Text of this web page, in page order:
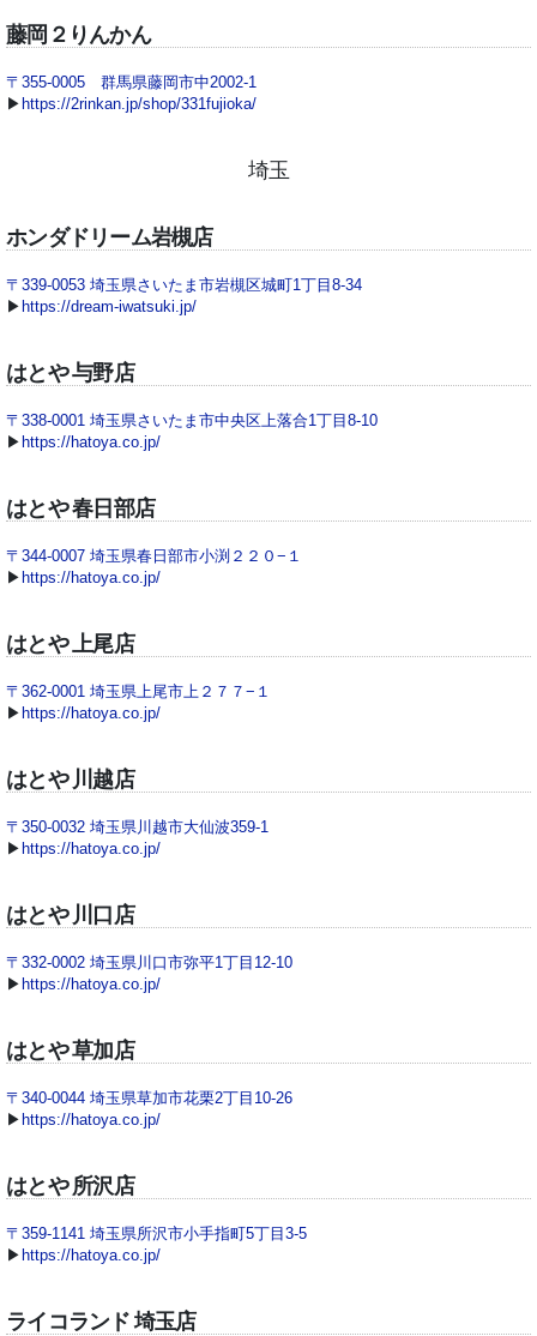
藤岡２りんかん
〒355-0005 群馬県藤岡市中2002-1
▶ https://2rinkan.jp/shop/331fujioka/
埼玉
ホンダドリーム岩槻店
〒339-0053 埼玉県さいたま市岩槻区城町1丁目8-34
▶ https://dream-iwatsuki.jp/
はとや 与野店
〒338-0001 埼玉県さいたま市中央区上落合1丁目8-10
▶ https://hatoya.co.jp/
はとや 春日部店
〒344-0007 埼玉県春日部市小渕２２０−１
▶ https://hatoya.co.jp/
はとや 上尾店
〒362-0001 埼玉県上尾市上２７７−１
▶ https://hatoya.co.jp/
はとや 川越店
〒350-0032 埼玉県川越市大仙波359-1
▶ https://hatoya.co.jp/
はとや 川口店
〒332-0002 埼玉県川口市弥平1丁目12-10
▶ https://hatoya.co.jp/
はとや 草加店
〒340-0044 埼玉県草加市花栗2丁目10-26
▶ https://hatoya.co.jp/
はとや 所沢店
〒359-1141 埼玉県所沢市小手指町5丁目3-5
▶ https://hatoya.co.jp/
ライコランド 埼玉店